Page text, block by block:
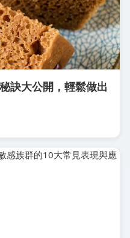
訣大公開，輕鬆做出